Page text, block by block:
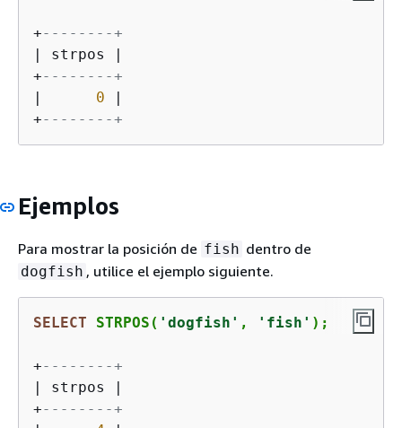
+--------+
strpos
+--------+
0
+--------+
Ejemplos
Para mostrar la posición de fish dentro de
dogfish , utilice el ejemplo siguiente.
SELECT STRPOS( 'dogfish' , 'fish' );
+--------+
|
strpos
|
+--------+